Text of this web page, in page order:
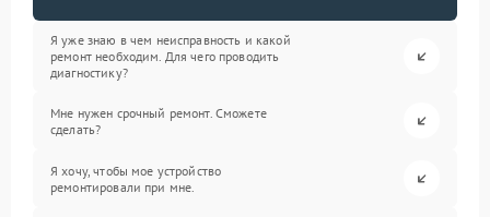
Я уже знаю в чем неисправность и какой
ремонт необходим. Для чего проводить
диагностику?
Мне нужен срочный ремонт. Сможете
сделать?
Я хочу, чтобы мое устройство
ремонтировали при мне.